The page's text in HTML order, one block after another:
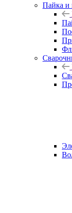
Пайка и